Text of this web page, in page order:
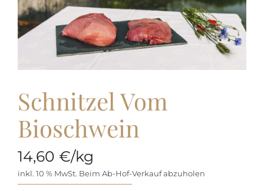
Schnitzel Vom
Bioschwein
14,60 €/kg
inkl. 10 % MwSt. Beim Ab-Hof-Verkauf abzuholen